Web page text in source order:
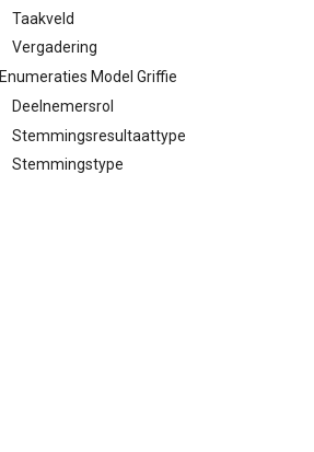
Taakveld
Vergadering
Enumeraties Model Griffie
Deelnemersrol
Stemmingsresultaattype
Stemmingstype